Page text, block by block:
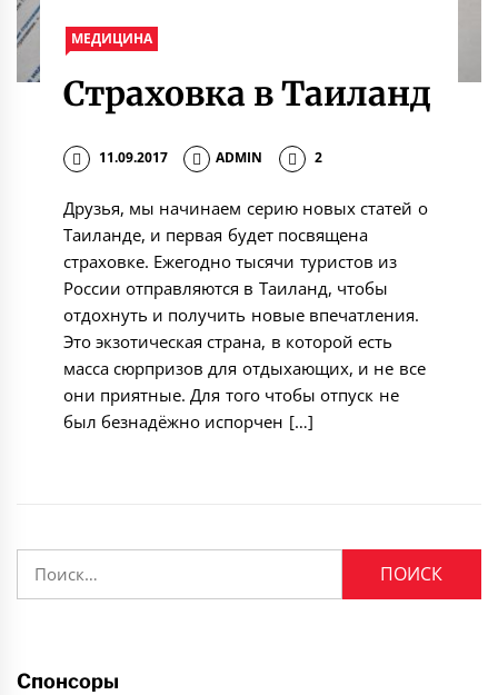
МЕДИЦИНА
Страховка в Таиланд
11.09.2017 ADMIN 2
Друзья, мы начинаем серию новых статей о
Таиланде, и первая будет посвящена
страховке. Ежегодно тысячи туристов из
России отправляются в Таиланд, чтобы
отдохнуть и получить новые впечатления.
Это экзотическая страна, в которой есть
масса сюрпризов для отдыхающих, и не все
они приятные. Для того чтобы отпуск не
был безнадёжно испорчен […]
Найти:
Спонсоры